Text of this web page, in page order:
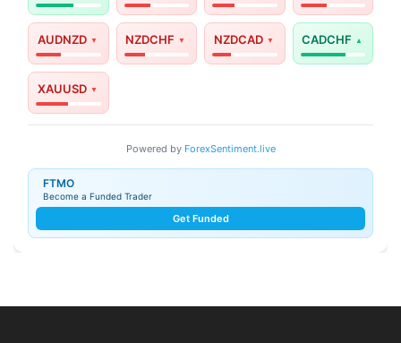
AUDNZD NZDCHF NZDCAD CADCHF
XAUUSD
Powered by ForexSentiment.live
FTMO
Become a Funded Trader
Get Funded